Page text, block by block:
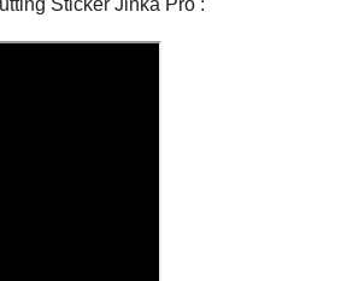
Sticker Jinka Pro :